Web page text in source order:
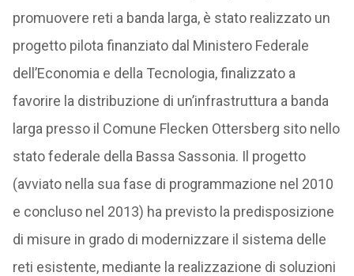
promuovere reti a banda larga, è stato realizzato un
progetto pilota finanziato dal Ministero Federale
dell’Economia e della Tecnologia, finalizzato a
favorire la distribuzione di un’infrastruttura a banda
larga presso il Comune Flecken Ottersberg sito nello
stato federale della Bassa Sassonia. Il progetto
(avviato nella sua fase di programmazione nel 2010
e concluso nel 2013) ha previsto la predisposizione
di misure in grado di modernizzare il sistema delle
reti esistente, mediante la realizzazione di soluzioni